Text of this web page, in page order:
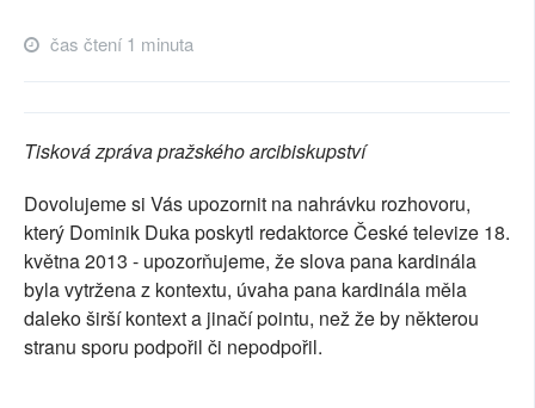
NEJČTENĚJŠÍ ZA 7 DNÍ
PŘÍSPĚVKY NA PROVOZ
SOCIÁLNÍ SÍTĚ
RUBRIKY
PLNÁ VERZE STRÁNEK
čas čtení 1 minuta
Tisková zpráva pražského arcibiskupství
Dovolujeme si Vás upozornit na nahrávku rozhovoru,
který Dominik Duka poskytl redaktorce České televize 18.
května 2013 - upozorňujeme, že slova pana kardinála
byla vytržena z kontextu, úvaha pana kardinála měla
daleko širší kontext a jinačí pointu, než že by některou
stranu sporu podpořil či nepodpořil.